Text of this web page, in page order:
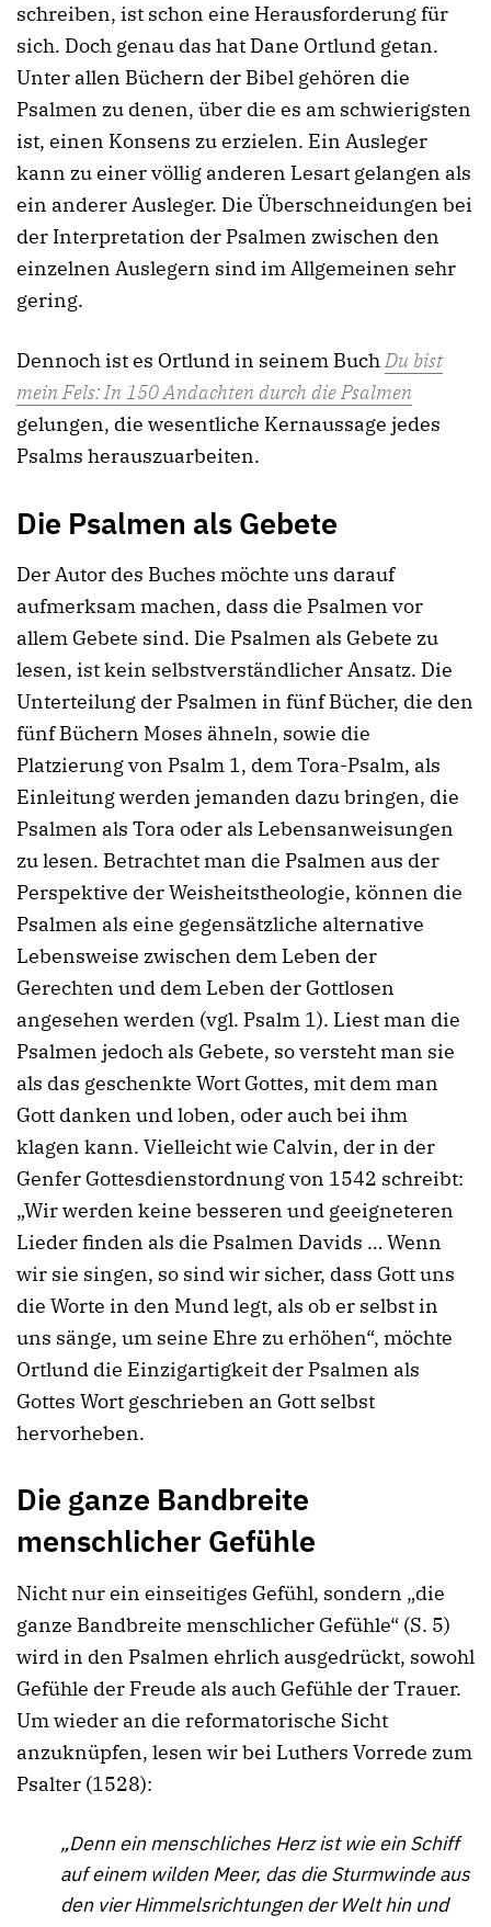
schreiben, ist schon eine Herausforderung für
sich. Doch genau das hat Dane Ortlund getan.
Unter allen Büchern der Bibel gehören die
Psalmen zu denen, über die es am schwierigsten
ist, einen Konsens zu erzielen. Ein Ausleger
kann zu einer völlig anderen Lesart gelangen als
ein anderer Ausleger. Die Überschneidungen bei
der Interpretation der Psalmen zwischen den
einzelnen Auslegern sind im Allgemeinen sehr
gering.
Dennoch ist es Ortlund in seinem BuchDu bist
mein Fels: In 150 Andachten durch die Psalmen
gelungen, die wesentliche Kernaussage jedes
Psalms herauszuarbeiten.
Die Psalmen als Gebete
Der Autor des Buches möchte uns darauf
aufmerksam machen, dass die Psalmen vor
allem Gebete sind. Die Psalmen als Gebete zu
lesen, ist kein selbstverständlicher Ansatz. Die
Unterteilung der Psalmen in fünf Bücher, die den
fünf Büchern Moses ähneln, sowie die
Platzierung von Psalm 1, dem Tora-Psalm, als
Einleitung werden jemanden dazu bringen, die
Psalmen als Tora oder als Lebensanweisungen
zu lesen. Betrachtet man die Psalmen aus der
Perspektive der Weisheitstheologie, können die
Psalmen als eine gegensätzliche alternative
Lebensweise zwischen dem Leben der
Gerechten und dem Leben der Gottlosen
angesehen werden (vgl. Psalm 1). Liest man die
Psalmen jedoch als Gebete, so versteht man sie
als das geschenkte Wort Gottes, mit dem man
Gott danken und loben, oder auch bei ihm
klagen kann. Vielleicht wie Calvin, der in der
Genfer Gottesdienstordnung von 1542 schreibt:
„Wir werden keine besseren und geeigneteren
Lieder finden als die Psalmen Davids … Wenn
wir sie singen, so sind wir sicher, dass Gott uns
die Worte in den Mund legt, als ob er selbst in
uns sänge, um seine Ehre zu erhöhen“, möchte
Ortlund die Einzigartigkeit der Psalmen als
Gottes Wort geschrieben an Gott selbst
hervorheben.
Die ganze Bandbreite
menschlicher Gefühle
Nicht nur ein einseitiges Gefühl, sondern „die
ganze Bandbreite menschlicher Gefühle“ (S. 5)
wird in den Psalmen ehrlich ausgedrückt, sowohl
Gefühle der Freude als auch Gefühle der Trauer.
Um wieder an die reformatorische Sicht
anzuknüpfen, lesen wir bei Luthers Vorrede zum
Psalter (1528):
„Denn ein menschliches Herz ist wie ein Schiff
auf einem wilden Meer, das die Sturmwinde aus
den vier Himmelsrichtungen der Welt hin und